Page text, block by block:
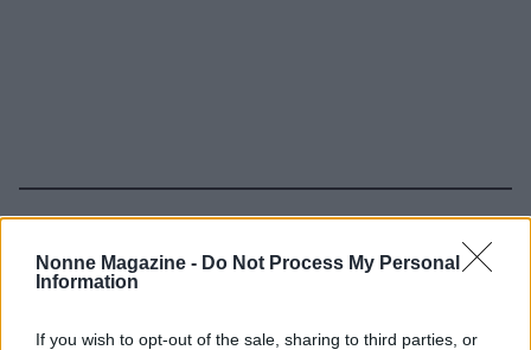
Nonne Magazine - Do Not Process My Personal
Information
If you wish to opt-out of the sale, sharing to third parties, or